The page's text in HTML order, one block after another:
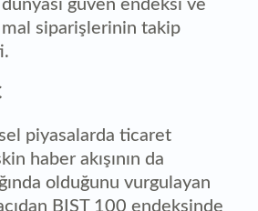
güven endeksi ve
mal siparişlerinin takip
piyasalarda ticaret
haber akışının da
olduğunu vurgulayan
BIST 100 endeksinde